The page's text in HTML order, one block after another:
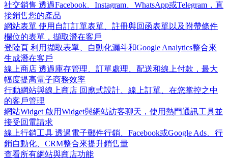
社交銷售 透過Facebook、Instagram、WhatsApp或Telegram，直
接銷售您的產品
網站表單 使用自訂訂單表單、註冊與回函表單以及附帶條件
欄位的表單，擷取潛在客戶
登陸頁 利用擷取表單、自動化漏斗和Google Analytics整合來
生成潛在客戶
線上商店 透過庫存管理、訂單處理、配送和線上付款，最大
幅度提高電子商務效率
行動網站與線上商店 回應式設計、線上訂單、在您掌控之中
的客戶管理
網站Widget 啟用Widget與網站訪客聊天，使用熱門通訊工具並
接受回電請求
線上行銷工具 透過電子郵件行銷、Facebook或Google Ads、行
銷自動化、CRM整合來提升銷售量
查看所有網站與商店功能